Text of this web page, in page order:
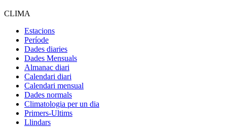
CLIMA
Estacions
Període
Dades diaries
Dades Mensuals
Almanac diari
Calendari diari
Calendari mensual
Dades normals
Climatologia per un dia
Primers-Ultims
Llindars